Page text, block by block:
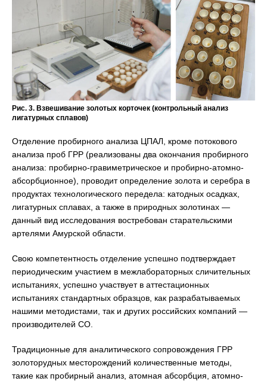
Рис. 3. Взвешивание золотых корточек (контрольный анализ
лигатурных сплавов)
Отделение пробирного анализа ЦПАЛ, кроме потокового
анализа проб ГРР (реализованы два окончания пробирного
анализа: пробирно-гравиметрическое и пробирно-атомно-
абсорбционное), проводит определение золота и серебра в
продуктах технологического передела: катодных осадках,
лигатурных сплавах, а также в природных золотинах —
данный вид исследования востребован старательскими
артелями Амурской области.
Свою компетентность отделение успешно подтверждает
периодическим участием в межлабораторных сличительных
испытаниях, успешно участвует в аттестационных
испытаниях стандартных образцов, как разрабатываемых
нашими методистами, так и других российских компаний —
производителей СО.
Традиционные для аналитического сопровождения ГРР
золоторудных месторождений количественные методы,
такие как пробирный анализ, атомная абсорбция, атомно-